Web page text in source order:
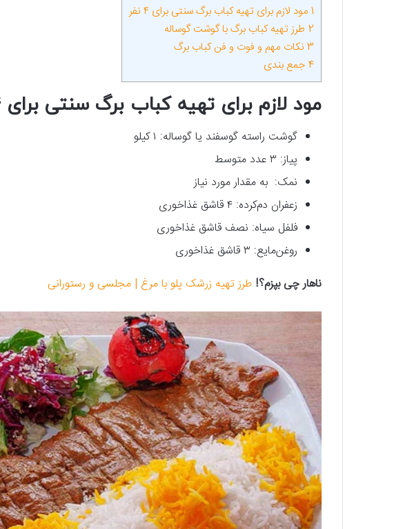
1 مود لازم برای تهیه کباب برگ سنتی برای ۴ نفر
2 طرز تهیه کباب برگ با گوشت گوساله
3 نکات مهم و فوت و فن کباب برگ
4 جمع بندی
مود لازم برای تهیه کباب برگ سنتی برای ۴ نفر
گوشت راسته گوسفند یا گوساله: ۱ کیلو
پیاز: ۳ عدد متوسط
نمک: به مقدار مورد نیاز
زعفران دم‌کرده: ۴ قاشق غذاخوری
فلفل سیاه: نصف قاشق غذاخوری
روغن‌مایع: ۳ قاشق غذاخوری
ناهار چی بپزم؟! طرز تهیه زرشک پلو با مرغ | مجلسی و رستورانی